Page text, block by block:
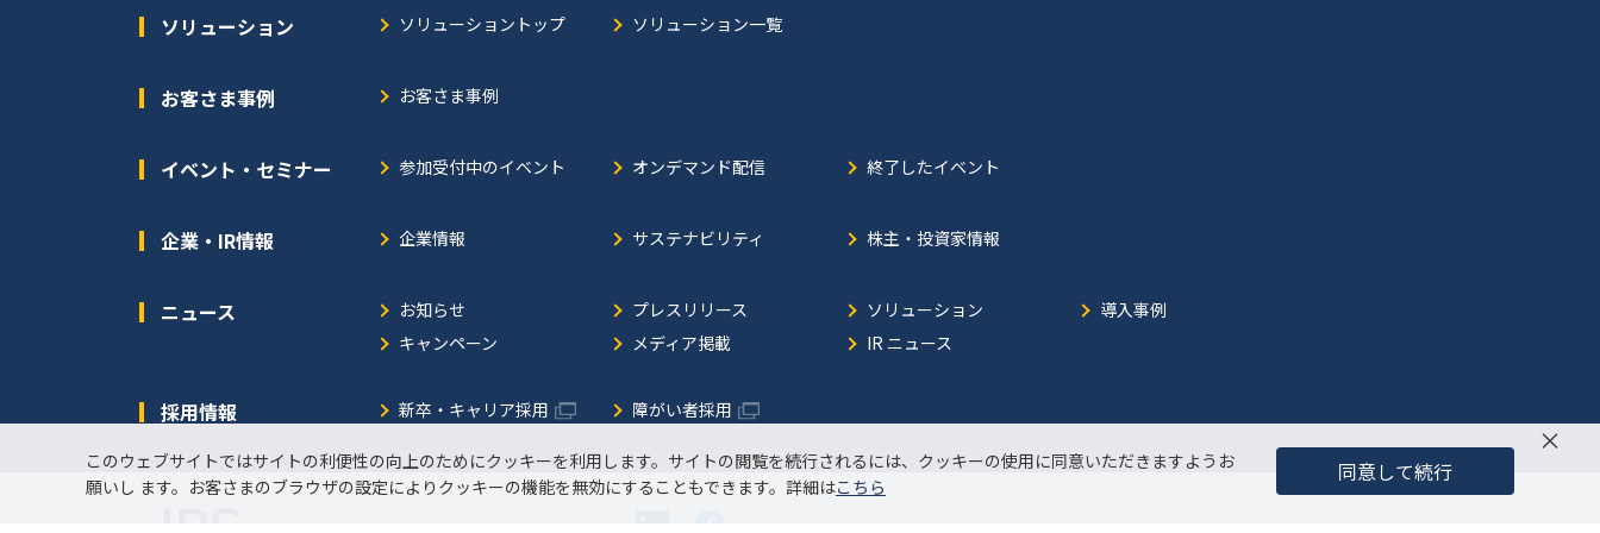
ソリューション ソリューショントップ ソリューション一覧
お客さま事例 お客さま事例
イベント・セミナー 参加受付中のイベント オンデマンド配信 終了したイベント
企業・IR情報 企業情報 サステナビリティ 株主・投資家情報
ニュース お知らせ プレスリリース ソリューション
導入事例
キャンペーン
メディア掲載 IR ニュース
採用情報 新卒・キャリア採用 障がい者採用
このウェブサイトではサイトの利便性の向上のためにクッキーを利用します。サイトの閲覧を続行されるには、クッキーの使用に同意いただきますようお
願いし ます。お客さまのブラウザの設定によりクッキーの機能を無効にすることもできます。詳細はこちら
同意して続行
×